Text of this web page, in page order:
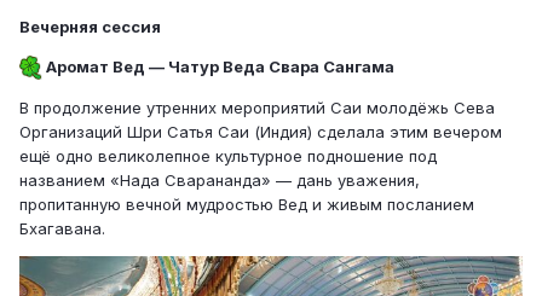
Вечерняя сессия
Аромат Вед — Чатур Веда Свара Сангама
В продолжение утренних мероприятий Саи молодёжь Сева
Организаций Шри Сатья Саи (Индия) сделала этим вечером
ещё одно великолепное культурное подношение под
названием «Нада Сварананда» — дань уважения,
пропитанную вечной мудростью Вед и живым посланием
Бхагавана.